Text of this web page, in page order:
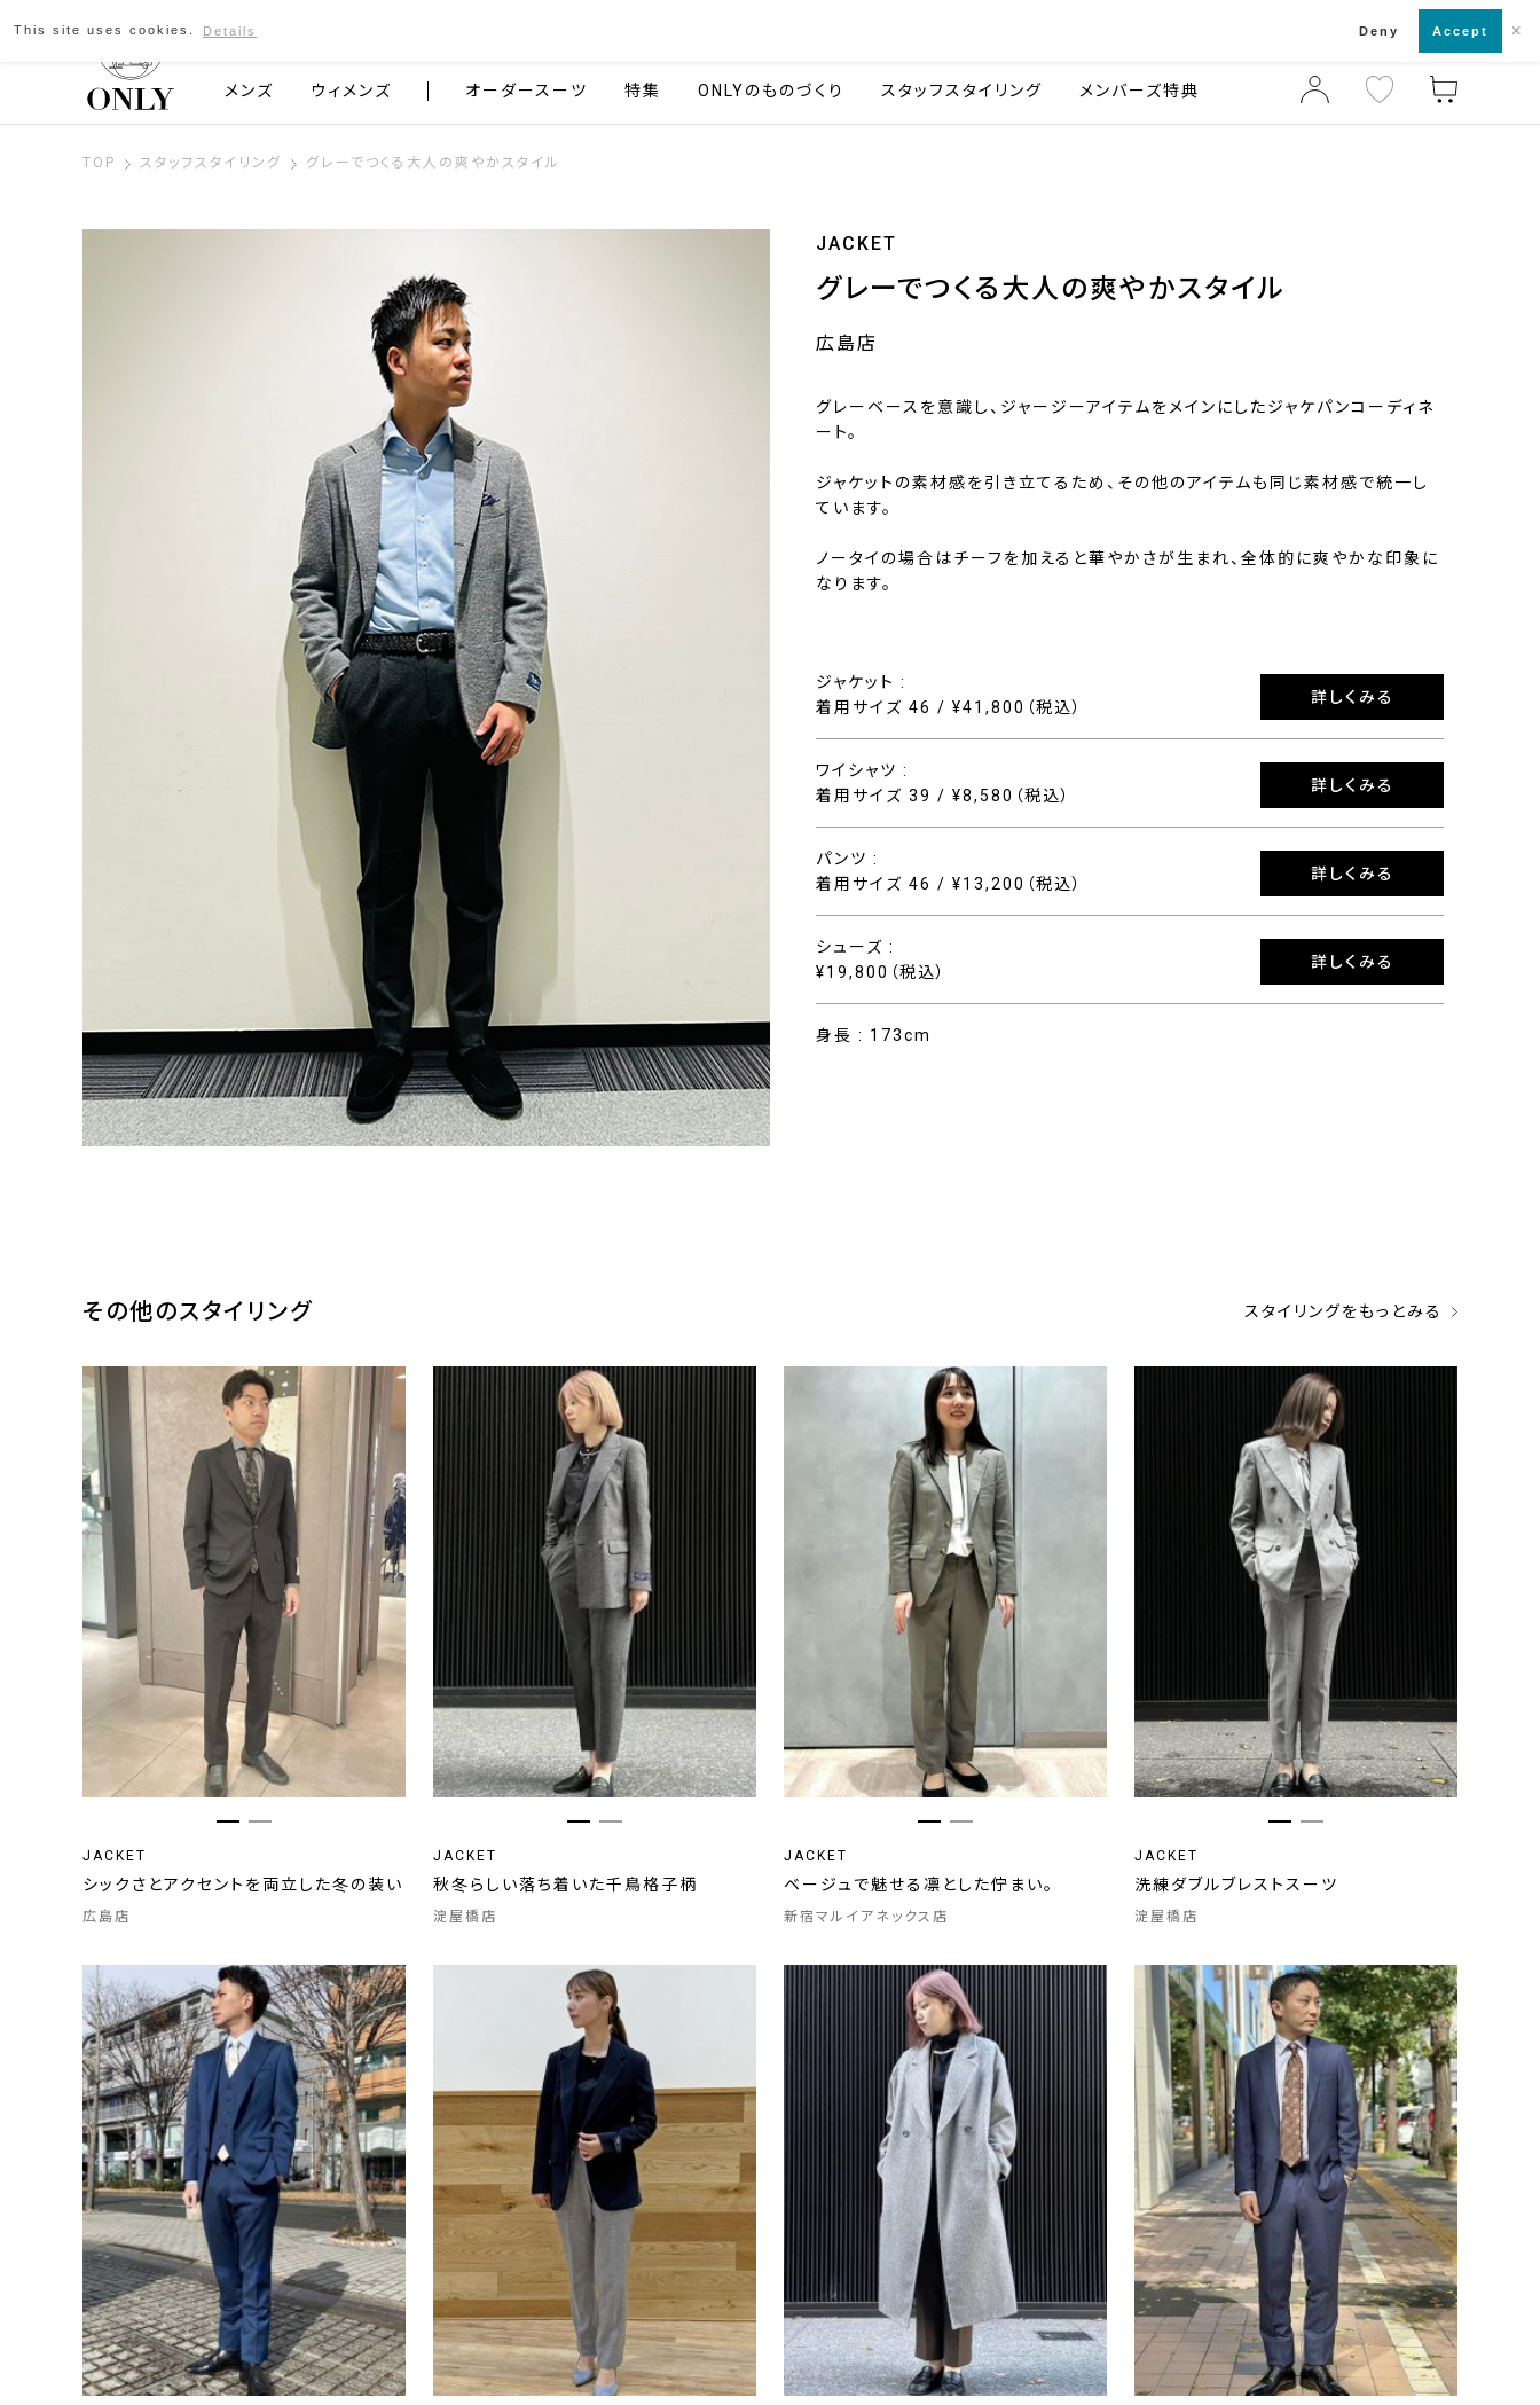
京都発のスーツブランド ONLY 店舗一覧・来店予約
メンズ ウィメンズ オーダースーツ 特集 ONLYのものづくり スタッフスタイリング メンバーズ特典
TOP スタッフスタイリング グレーでつくる大人の爽やかスタイル
JACKET
グレーでつくる大人の爽やかスタイル
広島店
グレーベースを意識し、ジャージーアイテムをメインにしたジャケパンコーディネ
ート。
ジャケットの素材感を引き立てるため、その他のアイテムも同じ素材感で統一し
ています。
ノータイの場合はチーフを加えると華やかさが生まれ、全体的に爽やかな印象に
なります。
ジャケット :
着用サイズ 46 / ¥41,800（税込）
詳しくみる
ワイシャツ :
着用サイズ 39 / ¥8,580（税込）
詳しくみる
パンツ :
着用サイズ 46 / ¥13,200（税込）
詳しくみる
シューズ :
¥19,800（税込）
詳しくみる
身長 : 173cm
その他のスタイリング スタイリングをもっとみる
JACKET
シックさとアクセントを両立した冬の装い
広島店
JACKET
秋冬らしい落ち着いた千鳥格子柄
淀屋橋店
JACKET
ベージュで魅せる凛とした佇まい。
新宿マルイアネックス店
JACKET
洗練ダブルブレストスーツ
淀屋橋店
This site uses cookies. Details Deny Accept ×